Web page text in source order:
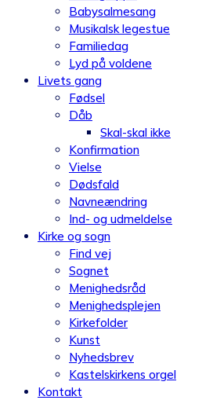
Babysalmesang
Musikalsk legestue
Familiedag
Lyd på voldene
Livets gang
Fødsel
Dåb
Skal-skal ikke
Konfirmation
Vielse
Dødsfald
Navneændring
Ind- og udmeldelse
Kirke og sogn
Find vej
Sognet
Menighedsråd
Menighedsplejen
Kirkefolder
Kunst
Nyhedsbrev
Kastelskirkens orgel
Kontakt